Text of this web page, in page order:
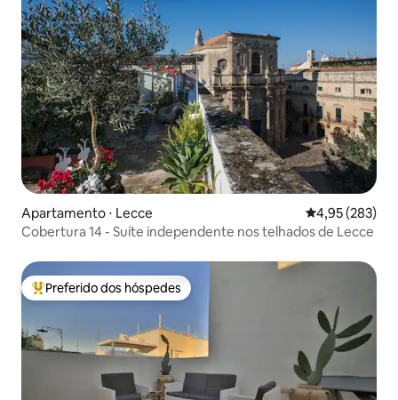
Apartamento ⋅ Lecce 4,95 de uma
4,95 (283)
Cobertura 14 - Suíte independente nos telhados de Lecce
Entre os melhores preferidos dos hóspedes
Preferido dos hóspedes